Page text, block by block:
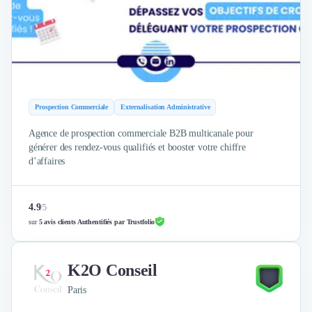
Design Industriel
Packaging & Emballages
Support Client
Téléphonie & Télécommunication
BI, Analytics & Big Data
Graphisme & Illustration
Recherche Utilisateur
Design Thinking
Création de Site Internet
Développement d'Application Mobile
Développement E-commerce
Direction Artistique
Cybersécurité
Logiciel E-Commerce
Prospection Commerciale Externalisation Administrative
Agence de prospection commerciale B2B multicanale pour
générer des rendez-vous qualifiés et booster votre chiffre
d’affaires
4.9/5
sur5 avis clients Authentifiés par Trustfolio
K2O Conseil
Paris